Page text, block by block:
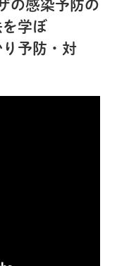
の感染予防の
学ぼ
予防・対